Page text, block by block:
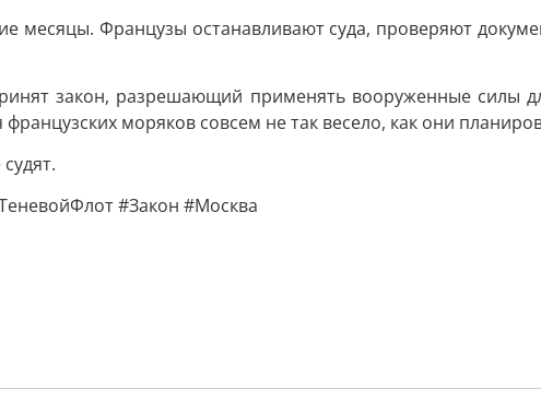
месяцы. Французы останавливают суда, проверяют
закон, разрешающий применять вооруженные силы
моряков совсем не так весело, как они
#Закон #Москва